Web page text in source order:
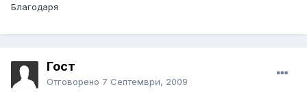
Благодаря
Гост
Отговорено 7 Септември, 2009